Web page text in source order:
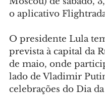
o aplicativo
O presidente Lula
prevista à capital da
de maio, onde
lado de Vladimir
celebrações do Dia